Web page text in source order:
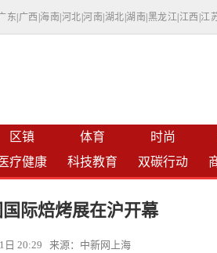
东 广西 海南 河北 |河南 湖北 |湖南 黑龙江 江西 江
区镇 体育 时尚
医疗健康 科技教育 双碳行动
际焙烤展在沪开幕
日 20:29 来源：中新网上海